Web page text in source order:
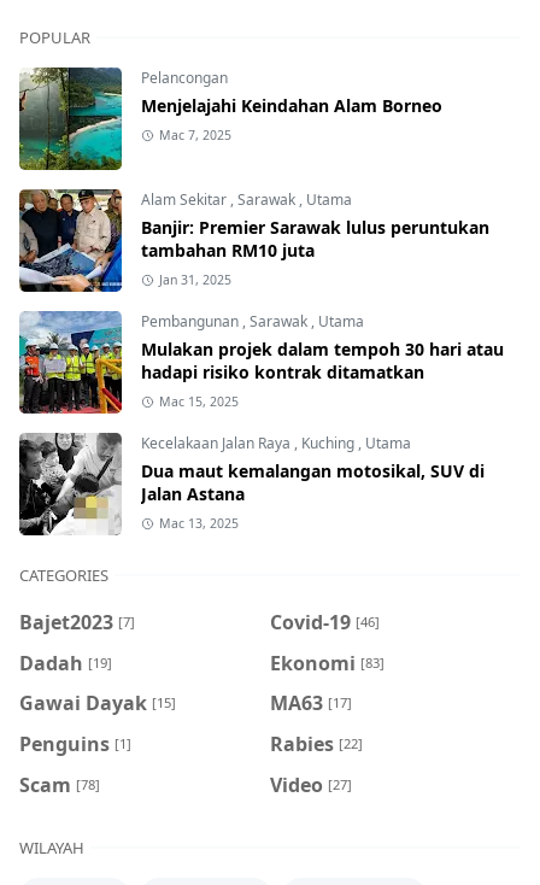
POPULAR
Pelancongan
Menjelajahi Keindahan Alam Borneo
Mac 7, 2025
Alam Sekitar ,Sarawak , Utama
Banjir: Premier Sarawak lulus peruntukan
tambahan RM10 juta
Jan 31, 2025
Pembangunan ,Sarawak , Utama
Mulakan projek dalam tempoh 30 hari atau
hadapi risiko kontrak ditamatkan
Mac 15, 2025
Kecelakaan Jalan Raya , Kuching , Utama
Dua maut kemalangan motosikal, SUV di
Jalan Astana
Mac 13, 2025
CATEGORIES
Bajet2023 [7] Covid-19 [46]
Dadah [19] Ekonomi [83]
Gawai Dayak [15] MA63 [17]
Penguins [1] Rabies [22]
Scam [78] Video [27]
WILAYAH